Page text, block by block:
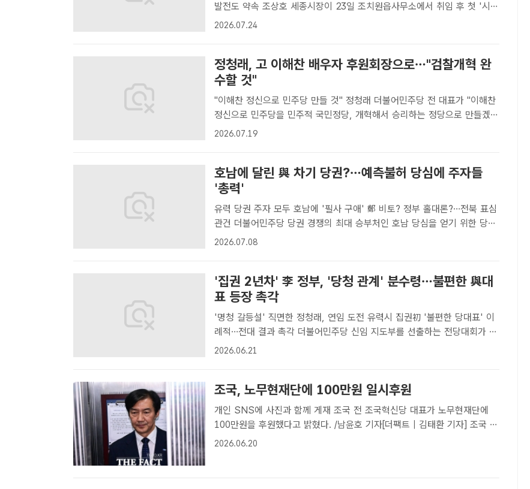
발전도 약속 조상호 세종시장이 23일 조치원읍사무소에서 취임 후 첫 '시민
과의 대화'를 열고 있다. /세종시[더팩트ㅣ세종=김형중 기자] 조상호 세종시
2026.07.24
정청래, 고 이해찬 배우자 후원회장으로…"검찰개혁 완
수할 것"
"이해찬 정신으로 민주당 만들 것" 정청래 더불어민주당 전 대표가 "이해찬
정신으로 민주당을 민주적 국민정당, 개혁해서 승리하는 정당으로 만들겠
다"고 강조했다. /남용희 기자[더팩트ㅣ문화영 기자] 정청래 전 더불어민주
2026.07.19
호남에 달린 與 차기 당권?…예측불허 당심에 주자들
'총력'
유력 당권 주자 모두 호남에 '필사 구애' 鄭 비토? 정부 홀대론?…전북 표심
관건 더불어민주당 당권 경쟁의 최대 승부처인 호남 당심을 얻기 위한 당권
주자들의 경쟁이 점점 치열해지고 있다. 최근 여권발 전북 홀대론 등으로 호
2026.07.08
'집권 2년차' 李 정부, '당청 관계' 분수령…불편한 與대
표 등장 촉각
'명청 갈등설' 직면한 정청래, 연임 도전 유력시 집권初 '불편한 당대표' 이
례적…전대 결과 촉각 더불어민주당 신임 지도부를 선출하는 전당대회가 두
달여 앞으로 다가오면서 취임 2년 차를 맞은 이재명 대통령과 합을 맞출 집
2026.06.21
조국, 노무현재단에 100만원 일시후원
개인 SNS에 사진과 함께 게재 조국 전 조국혁신당 대표가 노무현재단에
100만원을 후원했다고 밝혔다. /남윤호 기자[더팩트 | 김태환 기자] 조국 전
조국혁신당 대표가 노무현재단에 100만원을 일시후원을 했다.조 전 대표는
2026.06.20